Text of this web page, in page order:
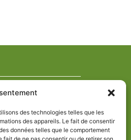
des technologies telles que les
des appareils. Le fait de consentir
données telles que le comportement
(UE)